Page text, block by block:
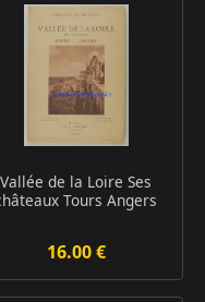
Vallée de la Loire Ses
Tours Angers
16.00 €